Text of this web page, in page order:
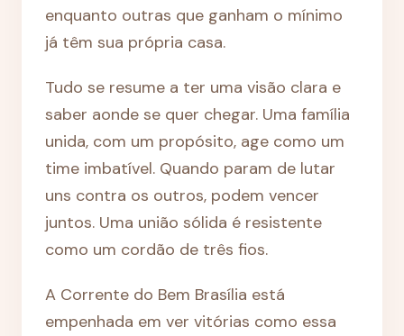
enquanto outras que ganham o mínimo
já têm sua própria casa.
Tudo se resume a ter uma visão clara e
saber aonde se quer chegar. Uma família
unida, com um propósito, age como um
time imbatível. Quando param de lutar
uns contra os outros, podem vencer
juntos. Uma união sólida é resistente
como um cordão de três fios.
A Corrente do Bem Brasília está
empenhada em ver vitórias como essa